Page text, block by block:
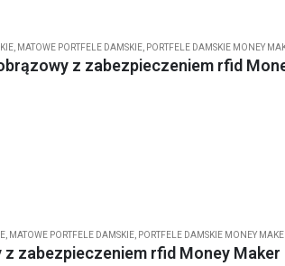
MATOWE PORTFELE DAMSKIE PORTFELE DAMSKIE MONEY
z zabezpieczeniem rfid
, MATOWE PORTFELE DAMSKIE, PORTFELE DAMSKIE MONEY
zabezpieczeniem rfid Money Maker